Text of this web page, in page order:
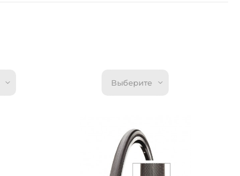
Велоаптечки
Велоаптечка THUMBS
UP YP3207D
Выберите